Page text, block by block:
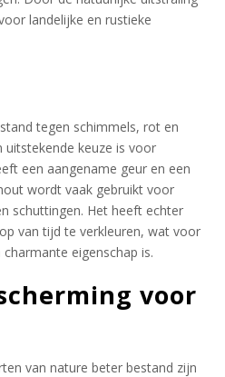
landelijke en rustieke
tegen schimmels, rot en
keuze is voor
een aangename geur en een
wordt vaak gebruikt voor
schuttingen. Het heeft echter
van tijd te verkleuren, wat voor
eigenschap is.
voor
van nature beter bestand zijn